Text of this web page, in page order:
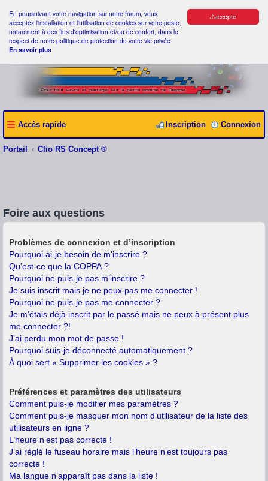
J'accepte
En poursuivant votre navigation sur notre forum, vous
acceptez l'installation et l'utilisation de cookies sur votre poste,
notamment à des fins d'optimisation et/ou de confort, dans le
respect de notre politique de protection de votre vie privée.
En savoir plus
Accès rapide Connexion
Inscription
Portail Clio RS Concept ®
Foire aux questions
Problèmes de connexion et d’inscription
Pourquoi ai-je besoin de m’inscrire ?
Qu’est-ce que la COPPA ?
Pourquoi ne puis-je pas m’inscrire ?
Je suis inscrit mais je ne peux pas me connecter !
Pourquoi ne puis-je pas me connecter ?
Je m’étais déjà inscrit par le passé mais ne peux à présent plus
me connecter ?!
J’ai perdu mon mot de passe !
Pourquoi suis-je déconnecté automatiquement ?
À quoi sert « Supprimer les cookies » ?
Préférences et paramètres des utilisateurs
Comment puis-je modifier mes paramètres ?
Comment puis-je masquer mon nom d’utilisateur de la liste des
utilisateurs en ligne ?
L’heure n’est pas correcte !
J’ai réglé le fuseau horaire mais l’heure n’est toujours pas
correcte !
Ma langue n’apparaît pas dans la liste !